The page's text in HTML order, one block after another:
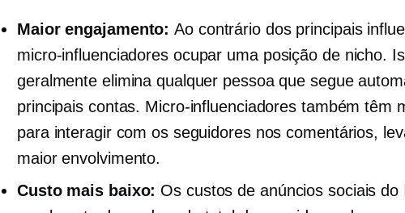
Maior engajamento:Ao contrário dos principais
micro-influenciadoresocupar uma posição de nicho.
geralmente elimina qualquer pessoa que segue
principais contas. Micro-influenciadores também têm
para interagir com os seguidores nos comentários,
maior envolvimento.
Custo mais baixo: Os custos de anúncios sociais do